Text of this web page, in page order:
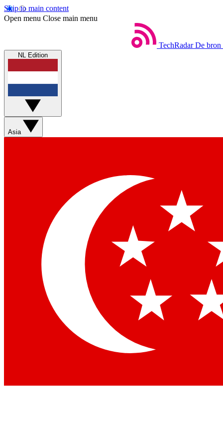
Skip to main content
Open menu Close main menu
TechRadar De bron
NL Edition
Asia